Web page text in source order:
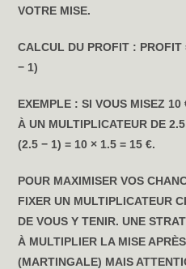
VOTRE MISE.
CALCUL DU PROFIT :
− 1)
EXEMPLE : SI VOUS MISEZ
À UN MULTIPLICATEUR DE
(2.5 − 1) = 10 × 1.5 = 15 €.
POUR MAXIMISER VOS
FIXER UN MULTIPLICATEUR
DE VOUS Y TENIR. UNE
À MULTIPLIER LA MISE
(MARTINGALE) MAIS